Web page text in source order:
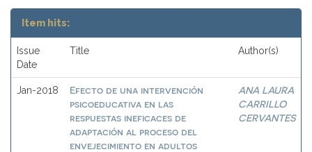
Item hits:
Issue
Date
Title Author(s)
Jan-2018
Efecto de una intervención
psicoeducativa en las
respuestas ineficaces de
adaptación al proceso del
envejecimiento en adultos
ANA LAURA
CARRILLO
CERVANTES